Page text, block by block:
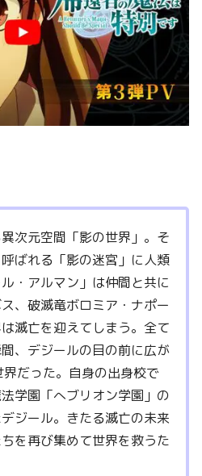
次元空間「影の世界」。そ
ばれる「影の迷宮」に人類
・アルマン」は仲間と共に
、破滅竜ボロミア・ナポー
滅亡を迎えてしまう。全て
、デジールの目の前に広が
だった。自身の出身校で
学園「へブリオン学園」の
ジール。きたる滅亡の未来
を再び集めて世界を救うた